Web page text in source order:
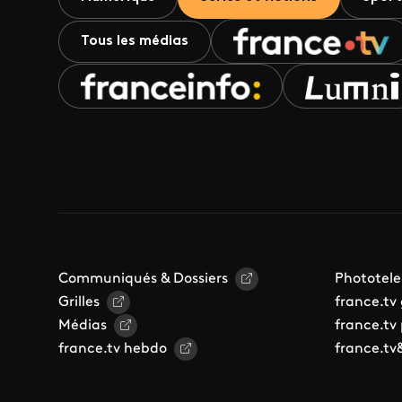
Tous les médias
Communiqués & Dossiers
Grilles
Médias
france.tv hebdo
Phototele
france.tv
france.tv